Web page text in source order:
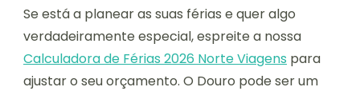
Se está a planear as suas férias e quer algo
verdadeiramente especial, espreite a nossa
Calculadora de Férias 2026 Norte Viagens para
ajustar o seu orçamento. O Douro pode ser um